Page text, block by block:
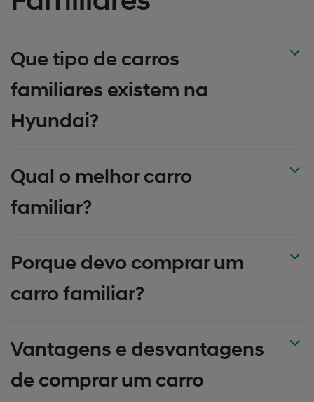
Que tipo de carros
familiares existem na
Hyundai?
Qual o melhor carro
familiar?
Porque devo comprar um
carro familiar?
Vantagens e desvantagens
de comprar um carro